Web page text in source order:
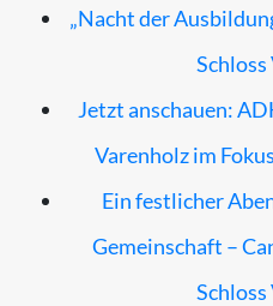
„Nacht der
Jetzt anschauen:
Varenholz im
Ein festlicher
Gemeinschaft –